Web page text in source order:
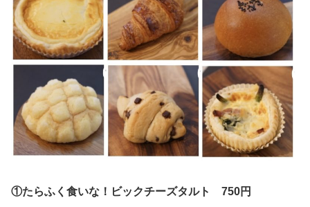
①たらふく食いな！ビックチーズタルト 750円